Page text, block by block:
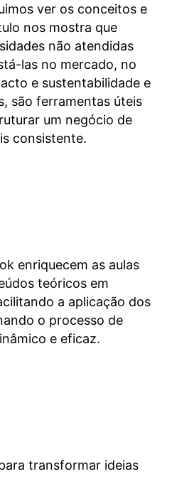
ver os conceitos e
nos mostra que
não atendidas
las no mercado, no
e sustentabilidade e
são ferramentas úteis
um negócio de
consistente.
enriquecem as aulas
teóricos em
a aplicação dos
o processo de
e eficaz.
transformar ideias